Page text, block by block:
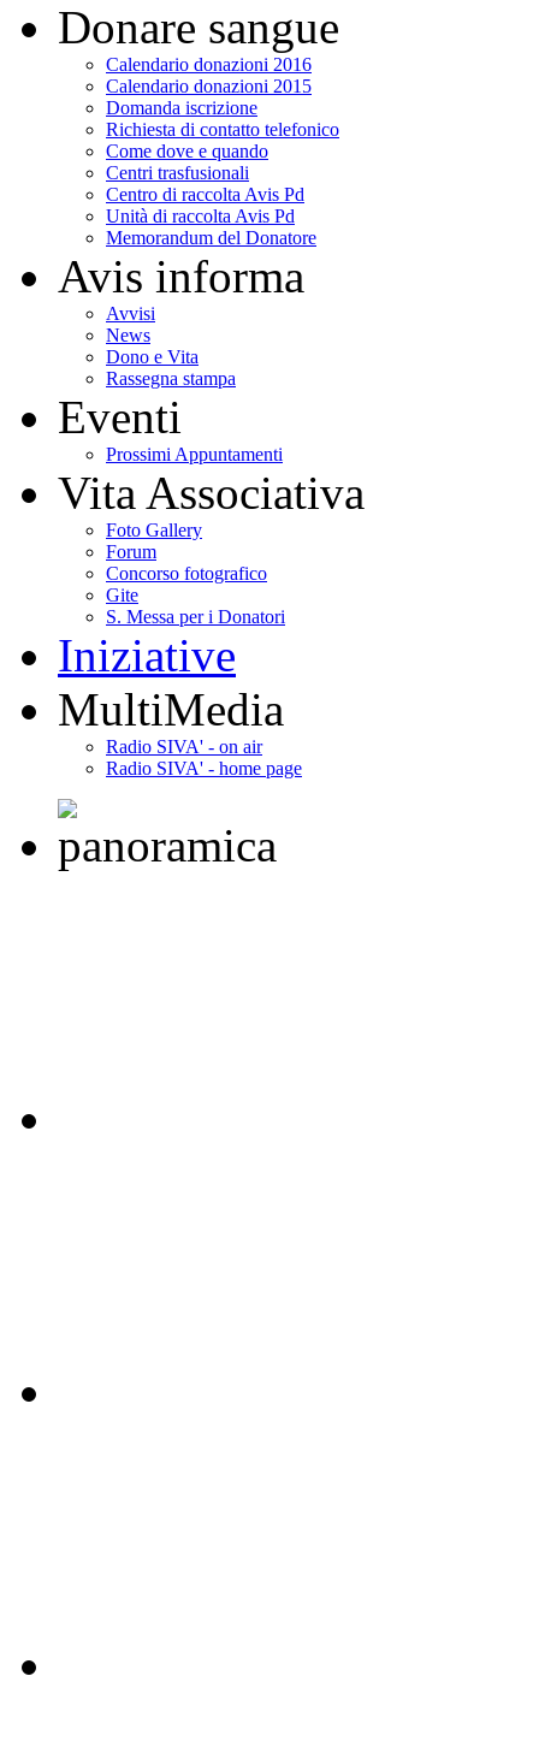
Donare sangue
Calendario donazioni 2016
Calendario donazioni 2015
Domanda iscrizione
Richiesta di contatto telefonico
Come dove e quando
Centri trasfusionali
Centro di raccolta Avis Pd
Unità di raccolta Avis Pd
Memorandum del Donatore
Avis informa
Avvisi
News
Dono e Vita
Rassegna stampa
Eventi
Prossimi Appuntamenti
Vita Associativa
Foto Gallery
Forum
Concorso fotografico
Gite
S. Messa per i Donatori
Iniziative
MultiMedia
Radio SIVA' - on air
Radio SIVA' - home page